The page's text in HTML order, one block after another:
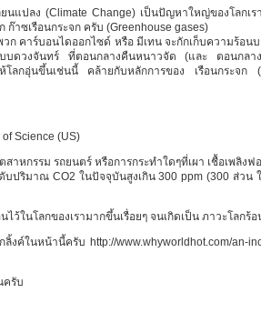
แปลง (Climate Change) เป็นปัญหาใหญ่ของโลกเร
าซเรือนกระจก ครับ (Greenhouse gases)
คาร์บอนไดออกไซด์ หรือ มีเทน จะกักเก็บความร้อน
บดวงจันทร์ ที่ตอนกลางคืนหนาวจัด (และ ตอนกลา
กอุ่นขึ้นเช่นนี้ คล้ายกับหลักการของ เรือนกระจก
Science (US)
าหกรรม รถยนตร์ หรือการกระทำใดๆที่เผา เชื้อเพลิง
บปริมาณ CO2 ในปัจจุบันสูงเกิน 300 ppm (300 ส่วน
ในโลกของเรามากขึ้นเรื่อยๆ จนเกิดเป็น ภาวะโลกร้
ค์ในหน้านี้ครับ http://www.whyworldhot.com/an-
ครับ